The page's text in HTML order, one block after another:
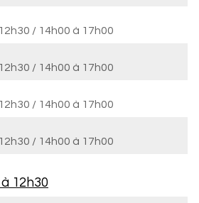
/ 14h00 à 17h00
/ 14h00 à 17h00
/ 14h00 à 17h00
/ 14h00 à 17h00
12h30